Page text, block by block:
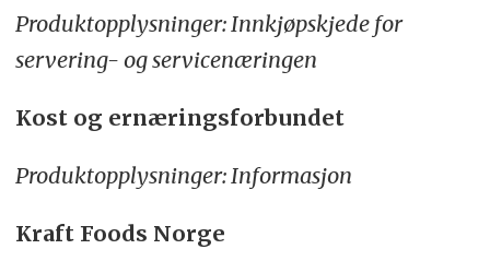
Produktopplysninger: Innkjøpskjede for
servering- og servicenæringen
Kost og ernæringsforbundet
Produktopplysninger: Informasjon
Kraft Foods Norge